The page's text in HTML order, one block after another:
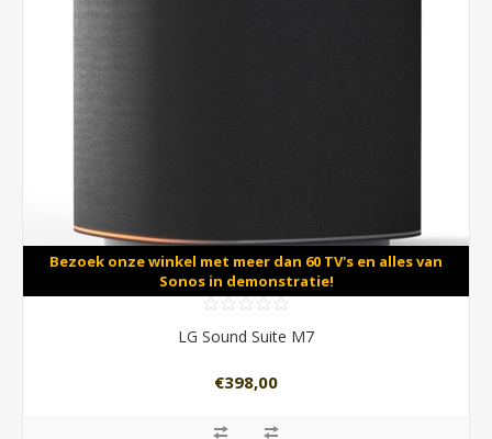
Bezoek onze winkel met meer dan 60 TV's en alles van
Sonos in demonstratie!
LG Sound Suite M7
€398,00